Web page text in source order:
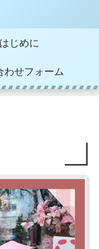
はじめに
わせフォーム